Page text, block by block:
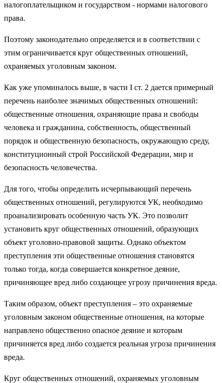
налогоплательщиком и государством - нормами налогового
права.
Поэтому законодательно определяется и в соответствии с
этим ограничивается круг общественных отношений,
охраняемых уголовным законом.
Как уже упоминалось выше, в части I ст. 2 дается примерный
перечень наиболее значимых общественных отношений:
общественные отношения, охраняющие права и свободы
человека и гражданина, собственность, общественный
порядок и общественную безопасность, окружающую среду,
конституционный строй Российской Федерации, мир и
безопасность человечества.
Для того, чтобы определить исчерпывающий перечень
общественных отношений, регулируются УК, необходимо
проанализировать особенную часть УК. Это позволит
установить круг общественных отношений, образующих
объект уголовно-правовой защиты. Однако объектом
преступления эти общественные отношения становятся
только тогда, когда совершается конкретное деяние,
причиняющее вред либо создающее угрозу причинения вреда.
Таким образом, объект преступления – это охраняемые
уголовным законом общественные отношения, на которые
направлено общественно опасное деяние и которым
причиняется вред либо создается реальная угроза причинения
вреда.
Круг общественных отношений, охраняемых уголовным